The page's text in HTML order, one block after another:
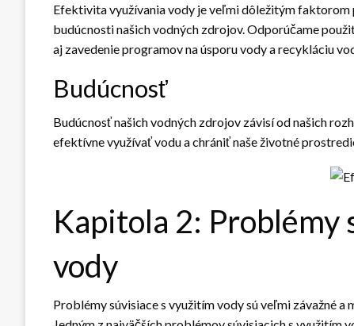
Efektivita využívania vody je veľmi dôležitým faktorom
budúcnosti našich vodných zdrojov. Odporúčame
aj zavedenie programov na úsporu vody a recykláciu
Budúcnosť
Budúcnosť našich vodných zdrojov závisí od našich
efektívne využívať vodu a chrániť naše životné
Kapitola 2: Problémy
vody
Problémy súvisiace s využitím vody sú veľmi závažné